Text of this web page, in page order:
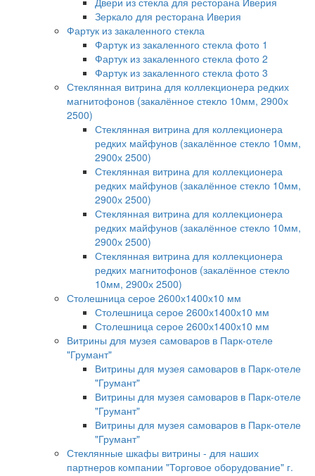
Зеркало для ресторана Иверия
Фартук из закаленного стекла
Фартук из закаленного стекла фото 1
Фартук из закаленного стекла фото 2
Фартук из закаленного стекла фото 3
Стеклянная витрина для коллекционера редких
магнитофонов (закалённое стекло 10мм, 2900х
2500)
Стеклянная витрина для коллекционера
редких майфунов (закалённое стекло 10мм,
2900х 2500)
Стеклянная витрина для коллекционера
редких майфунов (закалённое стекло 10мм,
2900х 2500)
Стеклянная витрина для коллекционера
редких майфунов (закалённое стекло 10мм,
2900х 2500)
Стеклянная витрина для коллекционера
редких магнитофонов (закалённое стекло
10мм, 2900х 2500)
Столешница серое 2600х1400х10 мм
Столешница серое 2600х1400х10 мм
Столешница серое 2600х1400х10 мм
Витрины для музея самоваров в Парк-отеле
"Грумант"
Витрины для музея самоваров в Парк-отеле
"Грумант"
Витрины для музея самоваров в Парк-отеле
"Грумант"
Витрины для музея самоваров в Парк-отеле
"Грумант"
Стеклянные шкафы витрины - для наших
партнеров компании "Торговое оборудование" г.